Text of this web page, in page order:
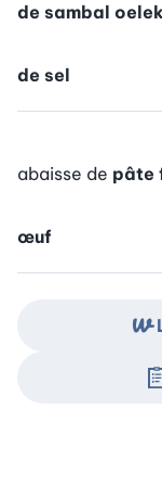
de sambal oelek
de sel
abaisse de pâte
œuf